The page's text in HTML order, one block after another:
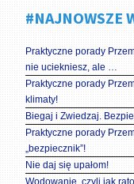
#NAJNOWSZE
Praktyczne porady
nie uciekniesz, ale …
Praktyczne porady
klimaty!
Biegaj i Zwiedzaj.
Praktyczne porady
„bezpiecznik”!
Nie daj się upałom!
Wodowanie, czyli jak